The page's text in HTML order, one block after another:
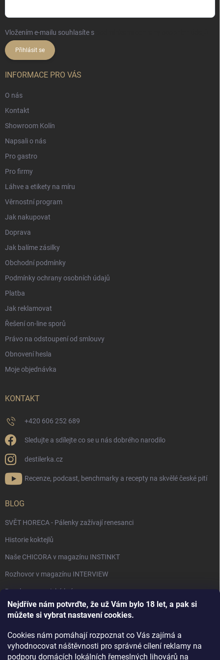
Nejdříve nám potvrďte, že už Vám bylo 18 let, a pak si
můžete si vybrat nastavení cookies.
Cookies nám pomáhají rozpoznat co Vás zajímá a
vyhodnocovat náštěvnosti pro správné cílení reklamy na
podporu domácích lokálních řemeslných lihovárů na
Vložením e-mailu souhlasíte s
Přihlásit se
INFORMACE PRO VÁS
O nás
Kontakt
Showroom Kolín
Napsali o nás
Pro gastro
Pro firmy
Láhve a etikety na míru
Věrnostní program
Jak nakupovat
Doprava
Jak balíme zásilky
Obchodní podmínky
Podmínky ochrany osobních údajů
Platba
Jak reklamovat
Řešení on-line sporů
Právo na odstoupení od smlouvy
Obnovení hesla
Moje objednávka
KONTAKT
+420 606 252 689
Sledujte a sdílejte co se u nás dobrého narodilo
destilerka.cz
Recenze, podcast, benchmarky a recepty na skvělé české pití
BLOG
SVĚT HORECA - Pálenky zažívají renesanci
Historie koktejlů
Naše CHICORA v magazínu INSTINKT
Rozhovor v magazínu INTERVIEW
Bourbon, americká krása.
Napsali v TÝDNU o naší práci
Rozhovor s DESTILERKA.CZ v magazínu DRINKING-CAT